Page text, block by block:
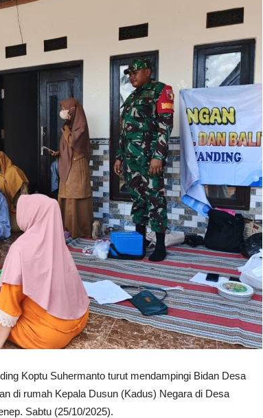
Koptu Suhermanto turut mendampingi Bidan Desa
di rumah Kepala Dusun (Kadus) Negara di Desa
Sabtu (25/10/2025).